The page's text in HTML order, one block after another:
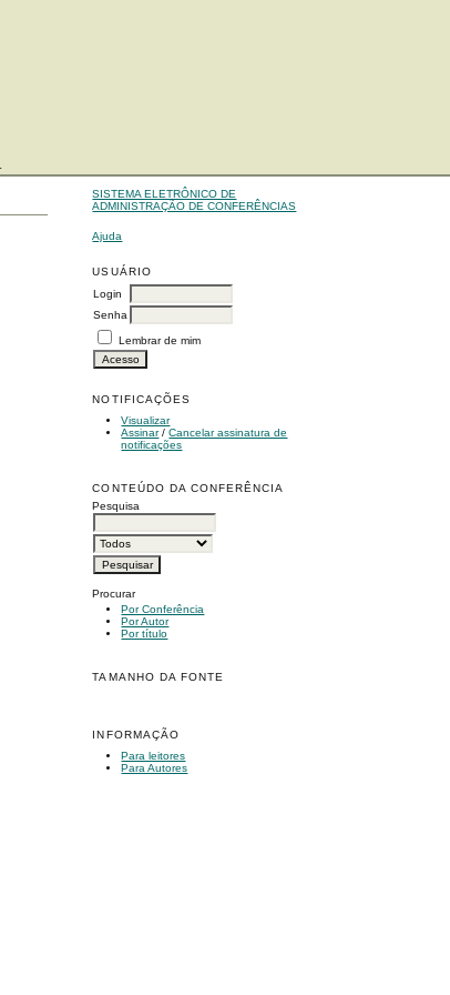
SISTEMA ELETRÔNICO DE
ADMINISTRAÇÃO DE CONFERÊNCIAS
Ajuda
USUÁRIO
Login
Senha
Lembrar de mim
NOTIFICAÇÕES
Visualizar
Assinar/Cancelar assinatura de
notificações
CONTEÚDO DA CONFERÊNCIA
Pesquisa
Procurar
Por Conferência
Por Autor
Por título
TAMANHO DA FONTE
INFORMAÇÃO
Para leitores
Para Autores